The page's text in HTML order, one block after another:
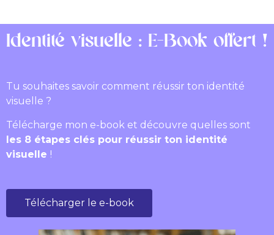
Identité visuelle : E-Book offert !
Tu souhaites savoir comment réussir ton identité
visuelle ?
Télécharge mon e-book et découvre quelles sont
les 8 étapes clés pour réussir ton identité
visuelle !
Télécharger le e-book